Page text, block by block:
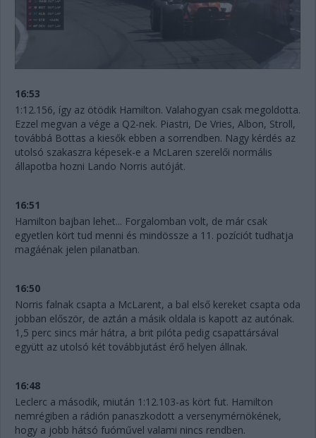
16:53
1:12.156, így az ötödik Hamilton. Valahogyan csak megoldotta.
Ezzel megvan a vége a Q2-nek. Piastri, De Vries, Albon, Stroll,
továbbá Bottas a kiesők ebben a sorrendben. Nagy kérdés az
utolsó szakaszra képesek-e a McLaren szerelői normális
állapotba hozni Lando Norris autóját.
16:51
Hamilton bajban lehet... Forgalomban volt, de már csak
egyetlen kört tud menni és mindössze a 11. pozíciót tudhatja
magáénak jelen pilanatban.
16:50
Norris falnak csapta a McLarent, a bal első kereket csapta oda
jobban először, de aztán a másik oldala is kapott az autónak.
1,5 perc sincs már hátra, a brit pilóta pedig csapattársával
együtt az utolsó két továbbjutást érő helyen állnak.
16:48
Leclerc a második, miután 1:12.103-as kört fut. Hamilton
nemrégiben a rádión panaszkodott a versenymérnökének,
hogy a jobb hátsó fuóművel valami nincs rendben.